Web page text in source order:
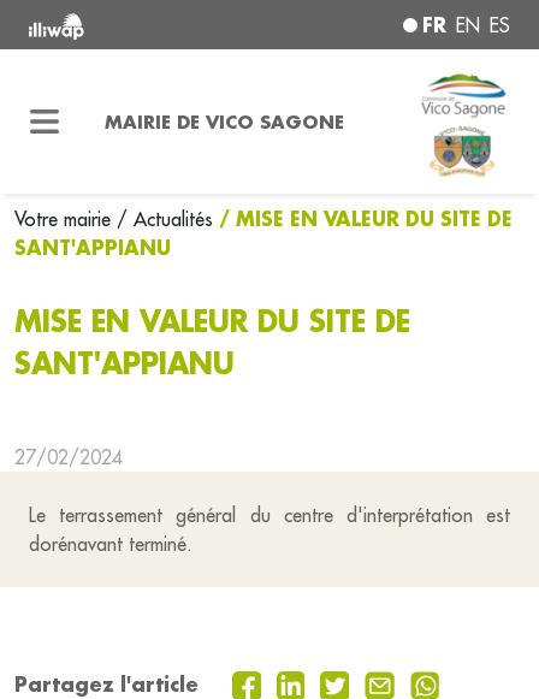
FR EN ES
MAIRIE DE VICO SAGONE
Votre mairie / Actualités / MISE EN VALEUR DU SITE DE
SANT'APPIANU
MISE EN VALEUR DU SITE DE
SANT'APPIANU
27/02/2024
Le terrassement général du centre d'interprétation est
dorénavant terminé.
Partagez l'article